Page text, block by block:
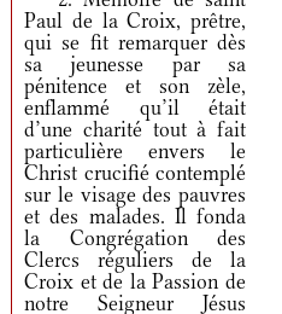
Paul de la Croix, prêtre,
qui se fit remarquer dès
sa jeunesse par sa
pénitence et son zèle,
enflammé qu’il était
d’une charité tout à fait
particulière envers le
Christ crucifié contemplé
sur le visage des pauvres
et des malades. Il fonda
la Congrégation des
Clercs réguliers de la
Croix et de la Passion de
notre Seigneur Jésus